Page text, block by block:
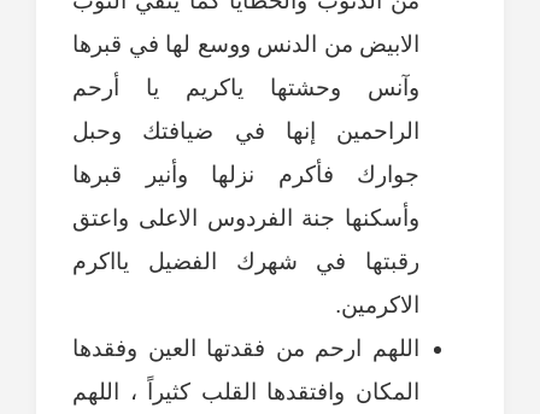
الابيض من الدنس ووسع لها في قبرها
وآنس وحشتها ياكريم يا أرحم
الراحمين إنها في ضيافتك وحبل
جوارك فأكرم نزلها وأنير قبرها
وأسكنها جنة الفردوس الاعلى واعتق
رقبتها في شهرك الفضيل يااكرم
الاكرمين.
اللهم ارحم من فقدتها العين وفقدها
المكان وافتقدها القلب كثيراً ، اللهم